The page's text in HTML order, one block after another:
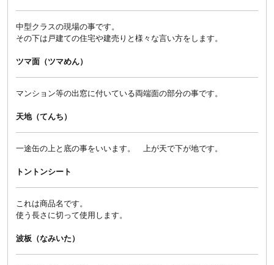
中型クラスの現場の事です。
その下は戸建ての住宅や建売りと様々な言い方をします。
ツマ面（ツマめん）
マンション等の出窓に付いている両端面の部分の事です。
天地（てんち）
一途缶の上と底の事をいいます。 上が天で下が地です。
トントンシート
これは商品名です。
使う長さに切って使用します。
波板（なみいた）